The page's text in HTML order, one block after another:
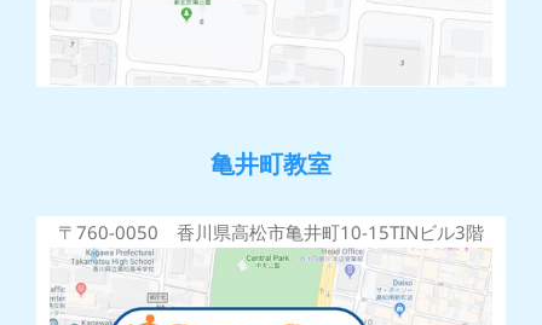
亀井町教室
〒760-0050 香川県高松市亀井町10-15TINビル3階